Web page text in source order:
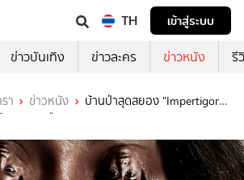
TH
เข้าสู่ระบบ
ข่าวบันเทิง ข่าวละคร ข่าวหนัง รี
า ข่าวหนัง
บ้านป่าสุดสยอง "Impertigore"
ะแนนมะเขือสด 95%